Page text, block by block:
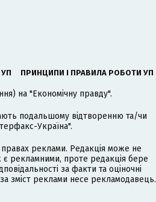
ПРИНЦИПИ І ПРАВИЛА РОБОТИ УП
на "Економічну правду".
подальшому відтворенню та/чи
Україна".
реклами. Редакція може не
рекламними, проте редакція бере
за факти та оціночні
зміст реклами несе рекламодавець.